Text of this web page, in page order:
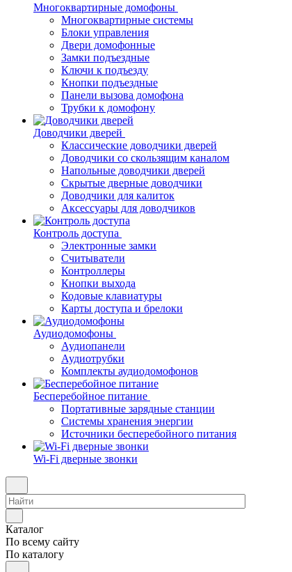
Многоквартирные домофоны
Многоквартирные системы
Блоки управления
Двери домофонные
Замки подъездные
Ключи к подъезду
Кнопки подъездные
Панели вызова домофона
Трубки к домофону
Доводчики дверей
Классические доводчики дверей
Доводчики со скользящим каналом
Напольные доводчики дверей
Скрытые дверные доводчики
Доводчики для калиток
Аксессуары для доводчиков
Контроль доступа
Электронные замки
Считыватели
Контроллеры
Кнопки выхода
Кодовые клавиатуры
Карты доступа и брелоки
Аудиодомофоны
Аудиопанели
Аудиотрубки
Комплекты аудиодомофонов
Бесперебойное питание
Портативные зарядные станции
Системы хранения энергии
Источники бесперебойного питания
Wi-Fi дверные звонки
Каталог
По всему сайту
По каталогу